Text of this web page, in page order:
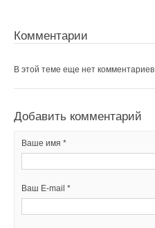
Комментарии
В этой теме еще нет комментариев
Добавить комментарий
Ваше имя *
Ваш E-mail *
Ваш E-mail *
Текст комментария
В этой теме еще нет комментариев
Добавить комментарий
Ваше имя *